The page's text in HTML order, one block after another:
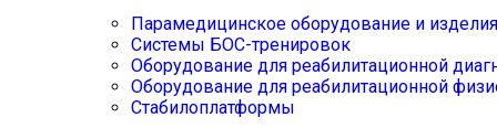
Парамедицинское оборудование и изделия
Системы БОС-тренировок
Оборудование для реабилитационной
Оборудование для реабилитационной
Стабилоплатформы